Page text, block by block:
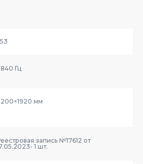
Гц
мм
запись №17612 от
1 шт.